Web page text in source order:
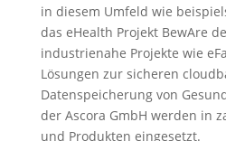
in diesem Umfeld wie
das eHealth Projekt BewAre
industrienahe Projekte wie
Lösungen zur sicheren
Datenspeicherung von
der Ascora GmbH werden in
und Produkten eingesetzt.